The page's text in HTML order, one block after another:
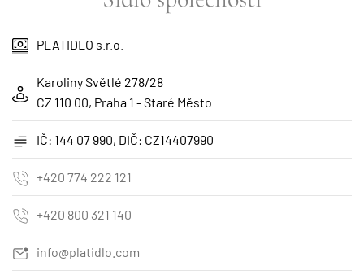
PLATIDLO s.r.o.
Karoliny Světlé 278/28
CZ 110 00, Praha 1 - Staré Město
IČ: 144 07 990, DIČ: CZ14407990
+420 774 222 121
+420 800 321 140
info@platidlo.com